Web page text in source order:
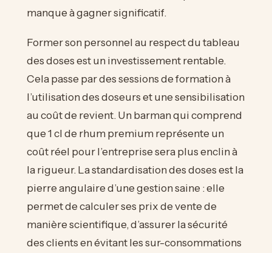
manque à gagner significatif.
Former son personnel au respect du tableau
des doses est un investissement rentable.
Cela passe par des sessions de formation à
l’utilisation des doseurs et une sensibilisation
au coût de revient. Un barman qui comprend
que 1 cl de rhum premium représente un
coût réel pour l’entreprise sera plus enclin à
la rigueur. La standardisation des doses est la
pierre angulaire d’une gestion saine : elle
permet de calculer ses prix de vente de
manière scientifique, d’assurer la sécurité
des clients en évitant les sur-consommations